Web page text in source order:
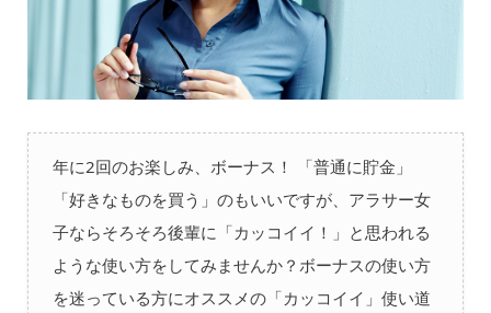
年に2回のお楽しみ、ボーナス！ 「普通に貯金」
「好きなものを買う」のもいいですが、アラサー女
子ならそろそろ後輩に「カッコイイ！」と思われる
ような使い方をしてみませんか？ボーナスの使い方
を迷っている方にオススメの「カッコイイ」使い道